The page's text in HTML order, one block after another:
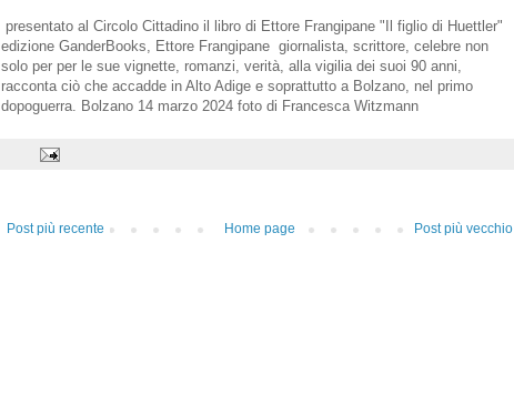
presentato al Circolo Cittadino il libro di Ettore Frangipane "Il figlio di Huettler"
edizione GanderBooks, Ettore Frangipane giornalista, scrittore, celebre non
solo per per le sue vignette, romanzi, verità, alla vigilia dei suoi 90 anni,
racconta ciò che accadde in Alto Adige e soprattutto a Bolzano, nel primo
dopoguerra. Bolzano 14 marzo 2024 foto di Francesca Witzmann
Post più recente Post più vecchio
Home page